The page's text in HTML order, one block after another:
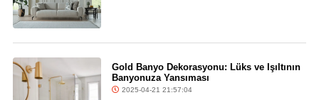
Gold Banyo Dekorasyonu: Lüks ve Işıltının
Banyonuza Yansıması
2025-04-21 21:57:04